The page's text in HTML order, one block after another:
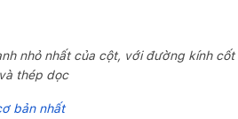
nhỏ nhất của cột, với đường kính
thép dọc
bản nhất